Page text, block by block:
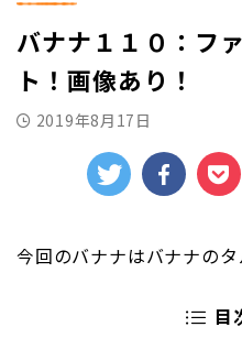
バナナ１１０：フ
ト！画像あり！
2019年8月17日
今回のバナナはバナナのタ
目